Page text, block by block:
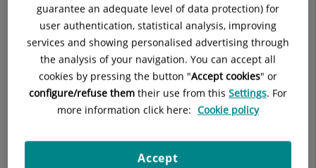
Aumento y reducción de mama.
Mastopexia.
Mama tuberosa.
Abdominoplastia
guarantee an adequate level of data protection) for
user authentication, statistical analysis, improving
services and showing personalised advertising through
the analysis of your navigation. You can accept all
cookies by pressing the button "Accept cookies" or
configure/refuse them their use from this Settings. For
more information click here: Cookie policy
Accept